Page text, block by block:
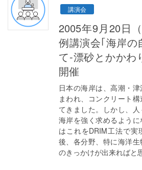
講演会
2005年9月20日（火）｜第66回 定
例講演会｢海岸の
て-漂砂とかかわ
開催
日本の海岸は、高潮・
まわれ、コンクリート
てきました。しかし、
海岸を強く求めるよう
はこれをDRIM工法で実
後、各分野、特に海洋
のきっかけが出来ればと